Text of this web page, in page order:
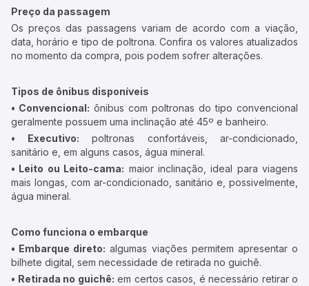
Preço da passagem
Os preços das passagens variam de acordo com a viação,
data, horário e tipo de poltrona. Confira os valores atualizados
no momento da compra, pois podem sofrer alterações.
Tipos de ônibus disponíveis
• Convencional: ônibus com poltronas do tipo convencional
geralmente possuem uma inclinação até 45º e banheiro.
• Executivo: poltronas confortáveis, ar-condicionado,
sanitário e, em alguns casos, água mineral.
• Leito ou Leito-cama: maior inclinação, ideal para viagens
mais longas, com ar-condicionado, sanitário e, possivelmente,
água mineral.
Como funciona o embarque
• Embarque direto: algumas viações permitem apresentar o
bilhete digital, sem necessidade de retirada no guichê.
• Retirada no guichê: em certos casos, é necessário retirar o